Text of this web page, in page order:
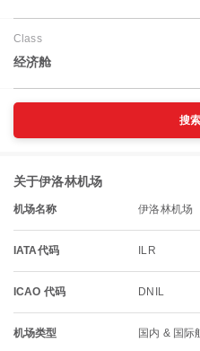
Class
经济舱
搜
关于伊洛林机场
机场名称 伊洛林机场
IATA代码 ILR
ICAO 代码 DNIL
机场类型 国内 & 国际